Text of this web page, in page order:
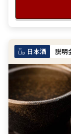
日本酒 説明